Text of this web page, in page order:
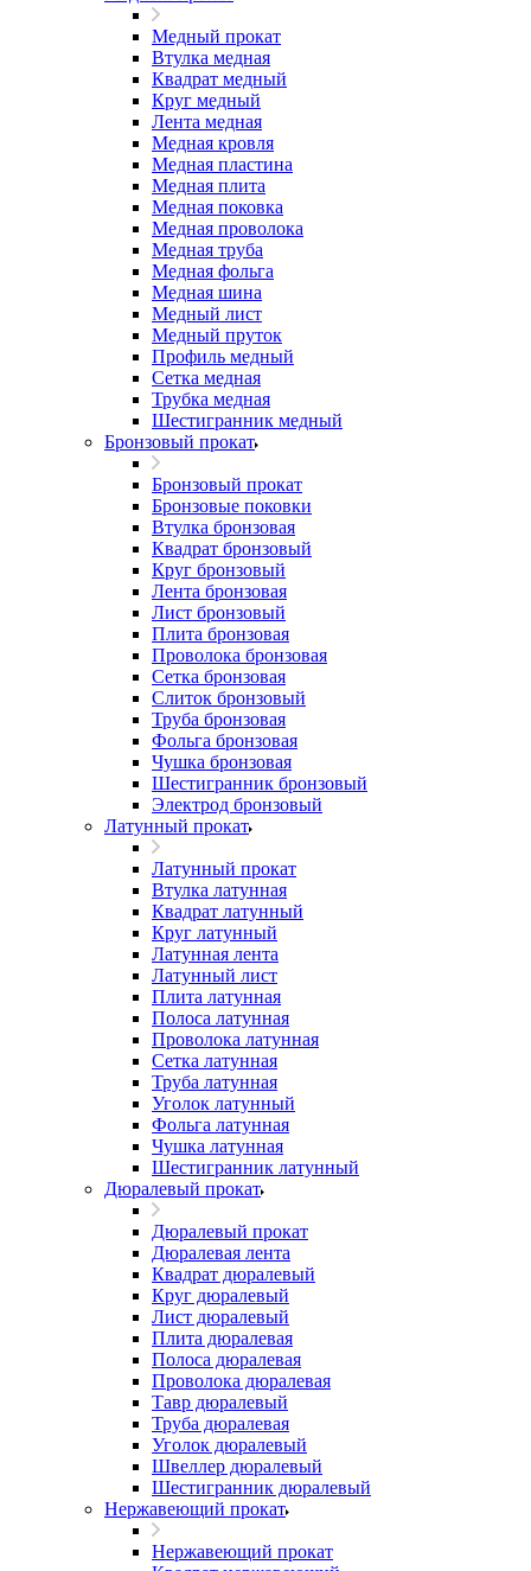
Медный прокат
Втулка медная
Квадрат медный
Круг медный
Лента медная
Медная кровля
Медная пластина
Медная плита
Медная поковка
Медная проволока
Медная труба
Медная фольга
Медная шина
Медный лист
Медный пруток
Профиль медный
Сетка медная
Трубка медная
Шестигранник медный
Бронзовый прокат
Бронзовый прокат
Бронзовые поковки
Втулка бронзовая
Квадрат бронзовый
Круг бронзовый
Лента бронзовая
Лист бронзовый
Плита бронзовая
Проволока бронзовая
Сетка бронзовая
Слиток бронзовый
Труба бронзовая
Фольга бронзовая
Чушка бронзовая
Шестигранник бронзовый
Электрод бронзовый
Латунный прокат
Латунный прокат
Втулка латунная
Квадрат латунный
Круг латунный
Латунная лента
Латунный лист
Плита латунная
Полоса латунная
Проволока латунная
Сетка латунная
Труба латунная
Уголок латунный
Фольга латунная
Чушка латунная
Шестигранник латунный
Дюралевый прокат
Дюралевый прокат
Дюралевая лента
Квадрат дюралевый
Круг дюралевый
Лист дюралевый
Плита дюралевая
Полоса дюралевая
Проволока дюралевая
Тавр дюралевый
Труба дюралевая
Уголок дюралевый
Швеллер дюралевый
Шестигранник дюралевый
Нержавеющий прокат
Нержавеющий прокат